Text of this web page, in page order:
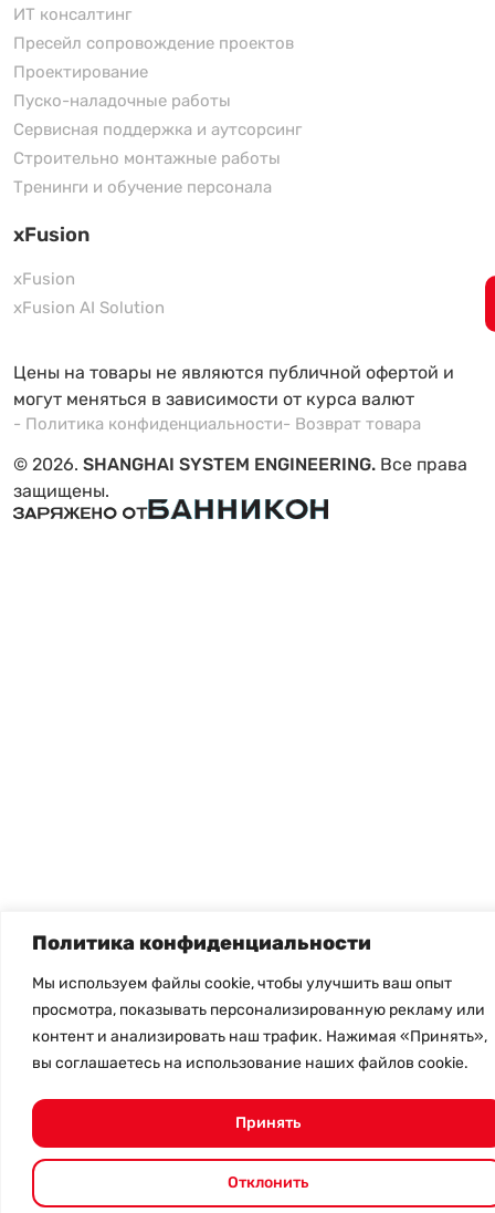
Политика конфиденциальности
Мы используем файлы cookie, чтобы улучшить ваш опыт
просмотра, показывать персонализированную рекламу или
контент и анализировать наш трафик. Нажимая «Принять»,
вы соглашаетесь на использование наших файлов cookie.
Отклонить
Принять
ИТ консалтинг
Пресейл сопровождение проектов
Проектирование
Пуско-наладочные работы
Сервисная поддержка и аутсорсинг
Строительно монтажные работы
Тренинги и обучение персонала
xFusion
xFusion
xFusion AI Solution
Цены на товары не являются публичной офертой и
могут меняться в зависимости от курса валют
- Политика конфиденциальности- Возврат товара
© 2026. SHANGHAI SYSTEM ENGINEERING. Все права
защищены.